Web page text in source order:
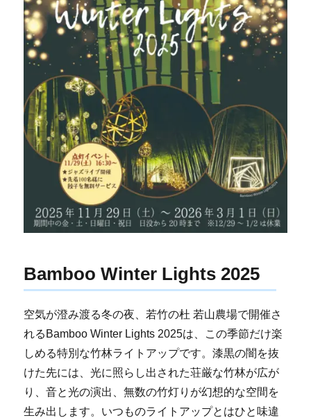
Bamboo Winter Lights 2025
空気が澄み渡る冬の夜、若竹の杜 若山農場で開催さ
れるBamboo Winter Lights 2025は、この季節だけ楽
しめる特別な竹林ライトアップです。漆黒の闇を抜
けた先には、光に照らし出された荘厳な竹林が広が
り、音と光の演出、無数の竹灯りが幻想的な空間を
生み出します。いつものライトアップとはひと味違